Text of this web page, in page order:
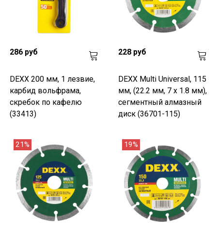
286 руб
DEXX 200 мм, 1 лезвие,
карбид вольфрама,
скребок по кафелю
(33413)
228 руб
DEXX Multi Universal, 115
мм, (22.2 мм, 7 х 1.8 мм),
сегментный алмазный
диск (36701-115)
21% 19%